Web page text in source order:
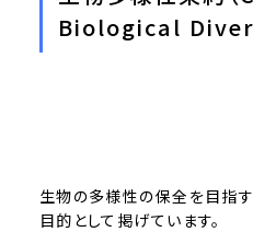
Biological
生物の多様性の保全を目指
目的として掲げています。